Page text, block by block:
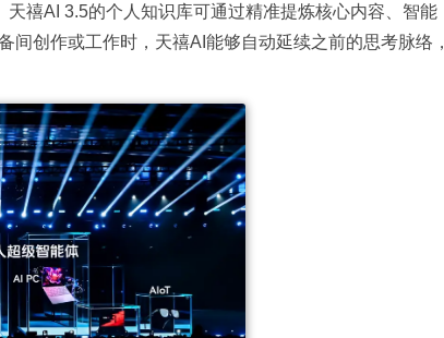
天禧AI 3.5的个人知识库可通过精准提炼核心内容、智能
创作或工作时，天禧AI能够自动延续之前的思考脉络，